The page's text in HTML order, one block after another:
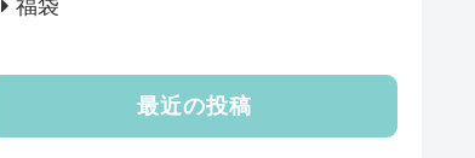
福袋
最近の投稿